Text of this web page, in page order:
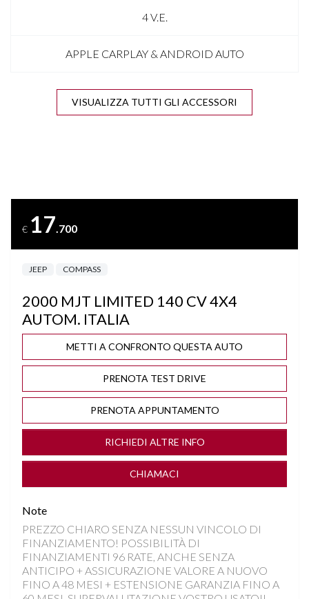
4 V.E.
APPLE CARPLAY & ANDROID AUTO
BARRE SUL TETTO
BRACCIOLO
CAMBIO AUTOMATICO/SEQUENZIALE
CERCHI "18
CLIMA AUTOMATICO BIZONA
COMPUTER DI BORDO
CONTROLLO TRAZIONE
CROMATURE
DISATTIVAZIONE AIRBAG LATO PASSEGGERO
FARI LED
VISUALIZZA TUTTI GLI ACCESSORI
€ 17.700
JEEP COMPASS
2000 MJT LIMITED 140 CV 4X4
AUTOM. ITALIA
METTI A CONFRONTO QUESTA AUTO
PRENOTA TEST DRIVE
PRENOTA APPUNTAMENTO
RICHIEDI ALTRE INFO
CHIAMACI
Note
PREZZO CHIARO SENZA NESSUN VINCOLO DI
FINANZIAMENTO! POSSIBILITÀ DI
FINANZIAMENTI 96 RATE, ANCHE SENZA
ANTICIPO + ASSICURAZIONE VALORE A NUOVO
FINO A 48 MESI + ESTENSIONE GARANZIA FINO A